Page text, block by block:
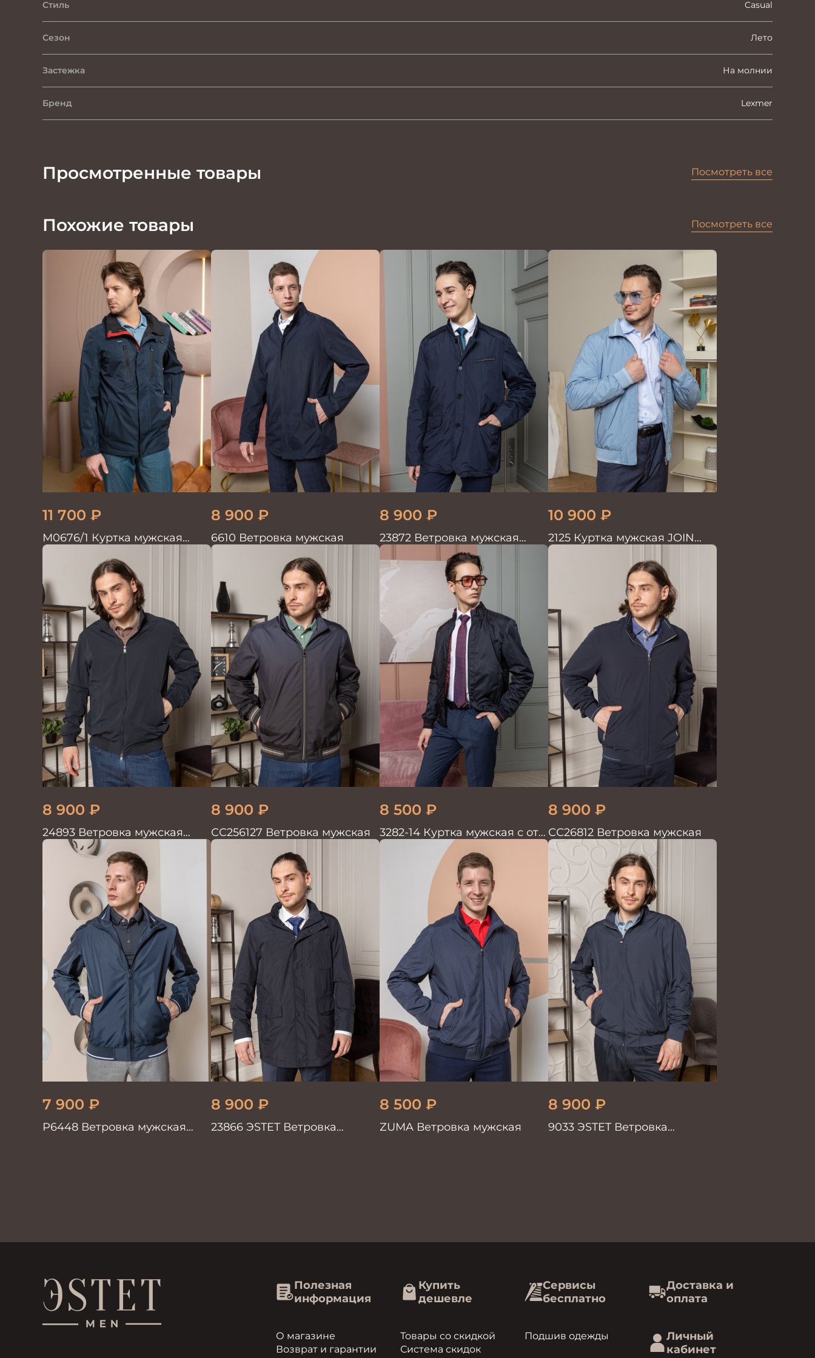
Стиль Casual
Сезон Лето
Застежка На молнии
Бренд Lexmer
Просмотренные товары Посмотреть все
Похожие товары Посмотреть все
11 700 ₽
М0676/1 Куртка мужская
т.синий/красный
8 900 ₽
6610 Ветровка мужская
8 900 ₽
23872 Ветровка мужская
синий
10 900 ₽
2125 Куртка мужская JOIN
BLUE
8 900 ₽
24893 Ветровка мужская
синий
8 900 ₽
СС256127 Ветровка мужская
8 500 ₽
3282-14 Куртка мужская с отд.
из трикотажа
8 900 ₽
СС26812 Ветровка мужская
7 900 ₽
Р6448 Ветровка мужская
8 900 ₽
23866 ЭSTET Ветровка
8 500 ₽
ZUMA Ветровка мужская
8 900 ₽
9033 ЭSTET Ветровка
Полезная
информация
О магазине
Возврат и гарантии
Купить
дешевле
Товары со скидкой
Система скидок
Сервисы
бесплатно
Подшив одежды
Доставка и
оплата
Личный
кабинет